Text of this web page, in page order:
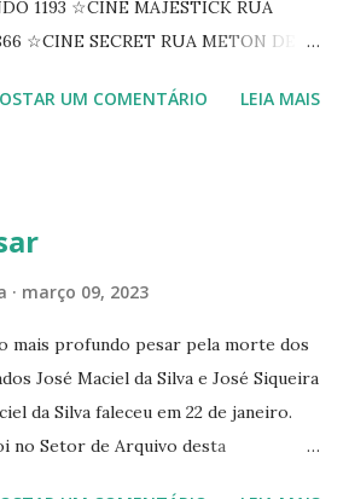
1193 ☆CINE MAJESTICK RUA
☆CINE SECRET RUA METON DE
IRIS RUA FLORIANO PEIXOTO 1206
24 DE MAIO 825 ☆CINE ECLIPSE
UM COMENTÁRIO LEIA MAIS
março 09, 2023
mais profundo pesar pela morte dos
José Maciel da Silva e José Siqueira
da Silva faleceu em 22 de janeiro.
no Setor de Arquivo desta